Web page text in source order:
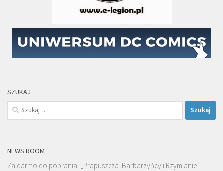
SZUKAJ
Szukaj:
NEWS ROOM
Za darmo do pobrania: „Prapuszcza. Barbarzyńcy i Rzymianie” –